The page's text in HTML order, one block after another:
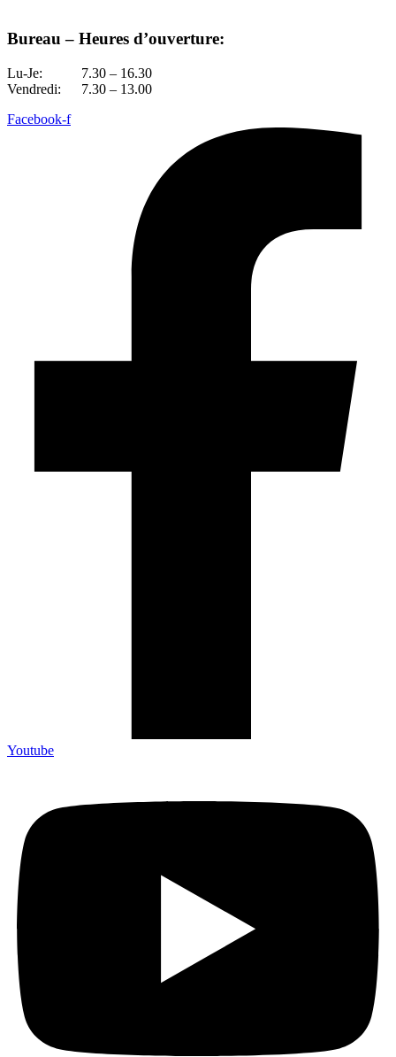
Bureau – Heures d’ouverture:
Lu-Je:
7.30 – 16.30
Vendredi:
7.30 – 13.00
Facebook-f
Youtube